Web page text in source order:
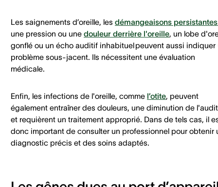
Les saignements d’oreille, les démangeaisons persistantes
une pression ou une douleur derrière l'oreille, un lobe
gonflé ou un écho auditif inhabituel peuvent aussi indiquer
problème sous-jacent. Ils nécessitent une évaluation
médicale.
Enfin, les infections de l'oreille, comme l’otite, peuvent
également entraîner des douleurs, une diminution de
et requièrent un traitement approprié. Dans de tels cas, il
donc important de consulter un professionnel pour obtenir
diagnostic précis et des soins adaptés.